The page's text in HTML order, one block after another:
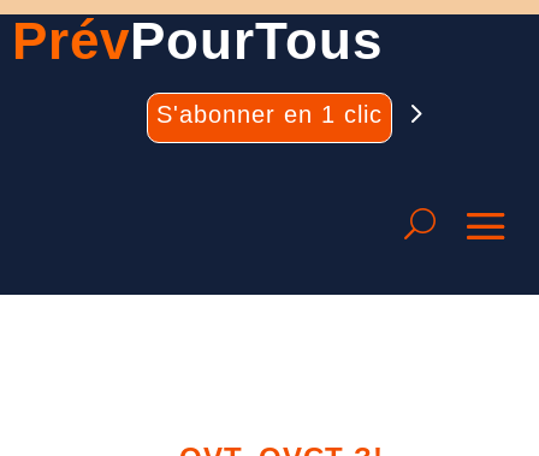
PrévPourTous
S'abonner en 1 clic